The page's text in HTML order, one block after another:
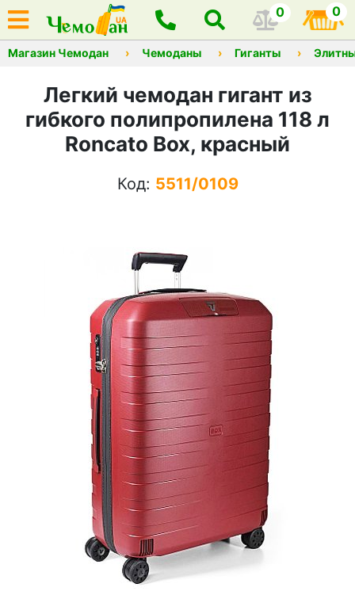
0 0
Магазин Чемодан Чемоданы Гиганты
Легкий чемодан гигант из
гибкого полипропилена 118 л
Roncato Box, красный
Код: 5511/0109